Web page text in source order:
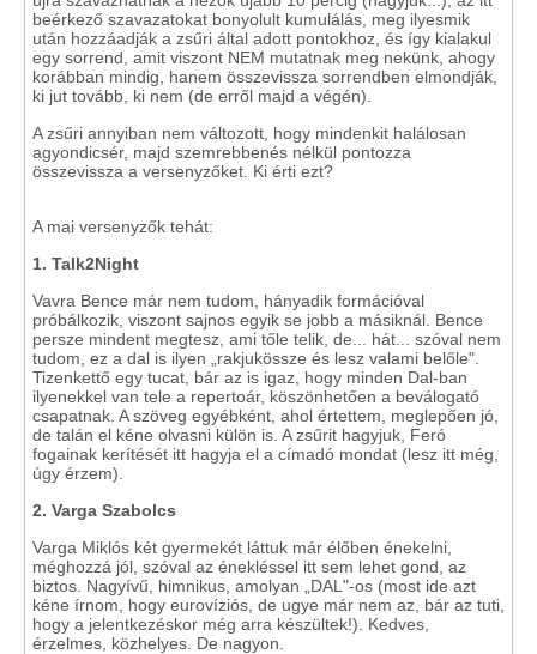
beérkező szavazatokat bonyolult kumulálás, meg ilyesmik
után hozzáadják a zsűri által adott pontokhoz, és így kialakul
egy sorrend, amit viszont NEM mutatnak meg nekünk, ahogy
korábban mindig, hanem összevissza sorrendben elmondják,
ki jut tovább, ki nem (de erről majd a végén).
A zsűri annyiban nem változott, hogy mindenkit halálosan
agyondicsér, majd szemrebbenés nélkül pontozza
összevissza a versenyzőket. Ki érti ezt?
A mai versenyzők tehát:
1. Talk2Night
Vavra Bence már nem tudom, hányadik formációval
próbálkozik, viszont sajnos egyik se jobb a másiknál. Bence
persze mindent megtesz, ami tőle telik, de... hát... szóval nem
tudom, ez a dal is ilyen „rakjukössze és lesz valami belőle".
Tizenkettő egy tucat, bár az is igaz, hogy minden Dal-ban
ilyenekkel van tele a repertoár, köszönhetően a beválogató
csapatnak. A szöveg egyébként, ahol értettem, meglepően jó,
de talán el kéne olvasni külön is. A zsűrit hagyjuk, Feró
fogainak kerítését itt hagyja el a címadó mondat (lesz itt még,
úgy érzem).
2. Varga Szabolcs
Varga Miklós két gyermekét láttuk már élőben énekelni,
méghozzá jól, szóval az énekléssel itt sem lehet gond, az
biztos. Nagyívű, himnikus, amolyan „DAL"-os (most ide azt
kéne írnom, hogy eurovíziós, de ugye már nem az, bár az tuti,
hogy a jelentkezéskor még arra készültek!). Kedves,
érzelmes, közhelyes. De nagyon.